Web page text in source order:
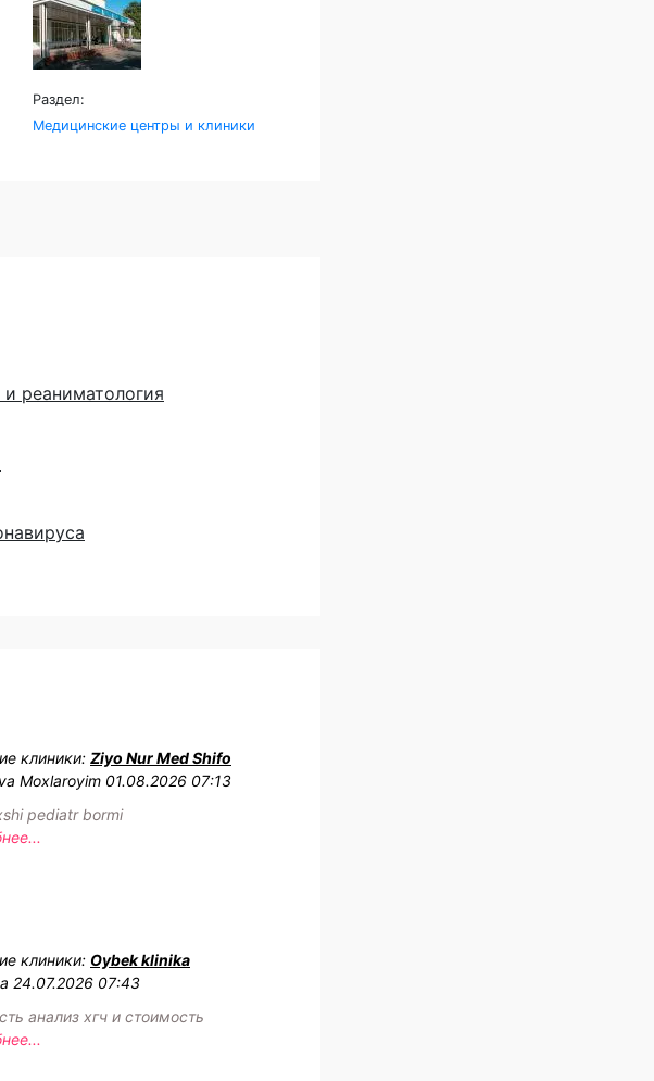
Раздел:
Медицинские центры и клиники
и реаниматология
клиники: Ziyo Nur Med Shifo
Moxlaroyim 01.08.2026 07:13
pediatr bormi
клиники: Oybek klinika
24.07.2026 07:43
анализ хгч и стоимость